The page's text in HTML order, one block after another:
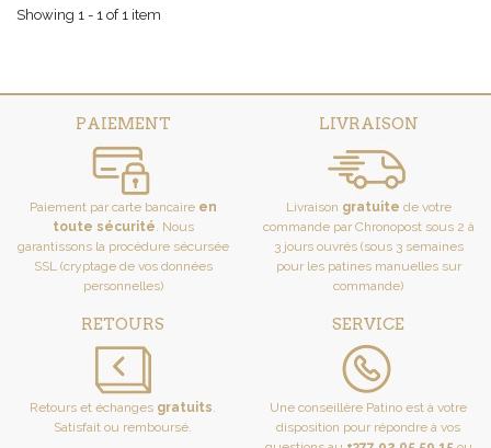
Showing 1 - 1 of 1 item
PAIEMENT
Paiement par carte bancaire en
toute sécurité. Nous
garantissons la procédure sécursée
SSL (cryptage de vos données
personnelles)
LIVRAISON
Livraison gratuite de votre
commande par Chronopost sous 2 à
3 jours ouvrés (sous 3 semaines
pour les patines manuelles sur
commande)
RETOURS
Retours et échanges gratuits.
Satisfait ou remboursé.
SERVICE
Une conseillère Patino est à votre
disposition pour répondre à vos